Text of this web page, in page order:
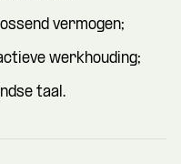
vermogen;
werkhouding;
taal.